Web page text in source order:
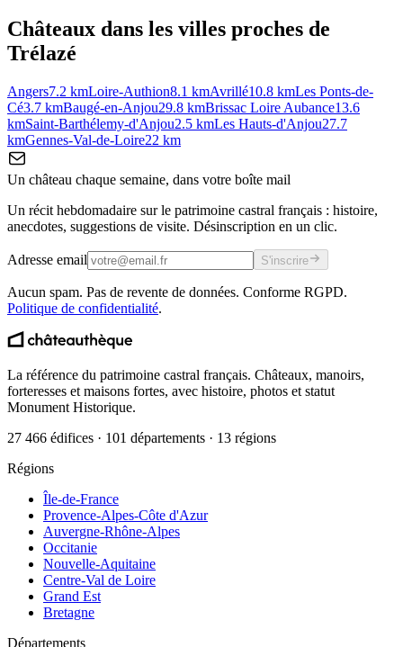
Châteaux dans les villes proches de
Trélazé
Angers7.2 kmLoire-Authion8.1 kmAvrillé10.8 kmLes Ponts-de-
Cé3.7 kmBaugé-en-Anjou29.8 kmBrissac Loire Aubance13.6
kmSaint-Barthélemy-d'Anjou2.5 kmLes Hauts-d'Anjou27.7
kmGennes-Val-de-Loire22 km
Un château chaque semaine, dans votre boîte mail
Un récit hebdomadaire sur le patrimoine castral français : histoire,
anecdotes, suggestions de visite. Désinscription en un clic.
Adresse email S'inscrire
Aucun spam. Pas de revente de données. Conforme RGPD.
Politique de confidentialité.
La référence du patrimoine castral français. Châteaux, manoirs,
forteresses et maisons fortes, avec histoire, photos et statut
Monument Historique.
27 466 édifices · 101 départements · 13 régions
Régions
Île-de-France
Provence-Alpes-Côte d'Azur
Auvergne-Rhône-Alpes
Occitanie
Nouvelle-Aquitaine
Centre-Val de Loire
Grand Est
Bretagne
Départements